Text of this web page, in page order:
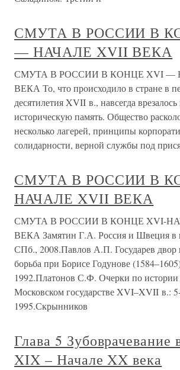
СМУТА В РОССИИ В
— НАЧАЛЕ XVII ВЕКА
СМУТА В РОССИИ В КОНЦЕ XVI —
ВЕКА То, что происходило в стране в
десятилетия XVII в., навсегда врезалось
историческую память. Общество
несколько лагерей, принципы
солидарности, верной службы под
СМУТА В РОССИИ В
НАЧАЛЕ XVII ВЕКА
СМУТА В РОССИИ В КОНЦЕ XVI-
ВЕКА Замятин Г.А. Россия и Швеция в
СПб., 2008.Павлов А.П. Государев двор
борьба при Борисе Годунове
1992.Платонов С.Ф. Очерки по
Московском государстве XVI–XVII в.:
1995.Скрынников
Глава 5 Зубоврачевание
XIX – Начале XX века